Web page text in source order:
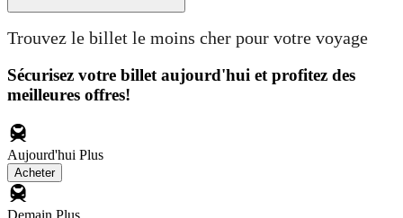
Trouvez le billet le moins cher pour votre voyage
Sécurisez votre billet aujourd'hui et profitez des
meilleures offres!
Aujourd'hui Plus
Acheter
Demain Plus